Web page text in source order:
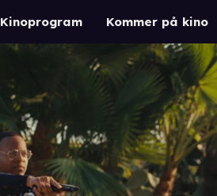
Kinoprogram Kommer på kino